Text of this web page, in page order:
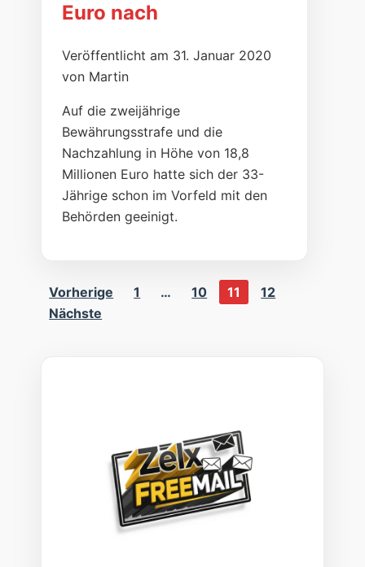
Euro nach
Veröffentlicht am 31. Januar 2020
von Martin
Auf die zweijährige
Bewährungsstrafe und die
Nachzahlung in Höhe von 18,8
Millionen Euro hatte sich der 33-
Jährige schon im Vorfeld mit den
Behörden geeinigt.
Seitennummerierung
Vorherige 1 … 10 11
12
Nächste